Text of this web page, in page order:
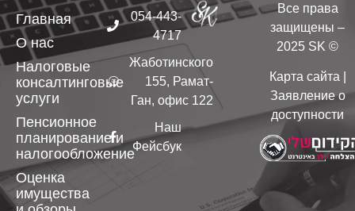
Главная
О нас
Налоговые
консалтинговые
услуги
Пенсионное
планирование и
налогообложение
Оценка
имущества
054-443-
4717
Жаботинского
155, Рамат-
Ган, офис 122
Наш
Фейсбук
Все права
защищены –
2025 SK ©
Карта сайта
Заявление о
доступности